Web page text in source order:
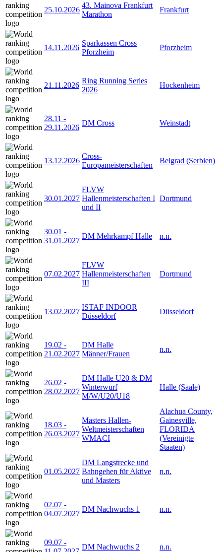
25.10.2026
43. Mainova Frankfurt
Marathon
Frankfurt
14.11.2026
Sparkassen Cross
Pforzheim
Pforzheim
21.11.2026
Ring Running Series
2026
Hockenheim
28.11 -
29.11.2026
DM Cross Weinstadt
13.12.2026
Cross-
Europameisterschaften
Belgrad (Serbien)
30.01.2027
FLVW
Hallenmeisterschaften I
und II
Dortmund
30.01 -
31.01.2027
DM Mehrkampf Halle n.n.
07.02.2027
FLVW
Hallenmeisterschaften
III
Dortmund
13.02.2027
ISTAF INDOOR
Düsseldorf
Düsseldorf
19.02 -
21.02.2027
DM Halle
Männer/Frauen
n.n.
26.02 -
28.02.2027
DM Halle U20 & DM
Winterwurf
M/W/U20/U18
Halle (Saale)
18.03 -
26.03.2027
Masters Hallen-
Weltmeisterschaften
WMACI
Alachua County,
Gainesville,
FLORIDA
(Vereinigte
Staaten)
01.05.2027
DM Langstrecke und
Bahngehen für Aktive
und Masters
n.n.
02.07 -
04.07.2027
DM Nachwuchs 1 n.n.
09.07 -
DM Nachwuchs 2 n.n.